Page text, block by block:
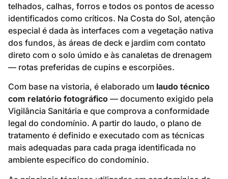
telhados, calhas, forros e todos os pontos de acesso
identificados como críticos. Na Costa do Sol, atenção
especial é dada às interfaces com a vegetação nativa
dos fundos, às áreas de deck e jardim com contato
direto com o solo úmido e às canaletas de drenagem
— rotas preferidas de cupins e escorpiões.
Com base na vistoria, é elaborado um laudo técnico
com relatório fotográfico — documento exigido pela
Vigilância Sanitária e que comprova a conformidade
legal do condomínio. A partir do laudo, o plano de
tratamento é definido e executado com as técnicas
mais adequadas para cada praga identificada no
ambiente específico do condomínio.